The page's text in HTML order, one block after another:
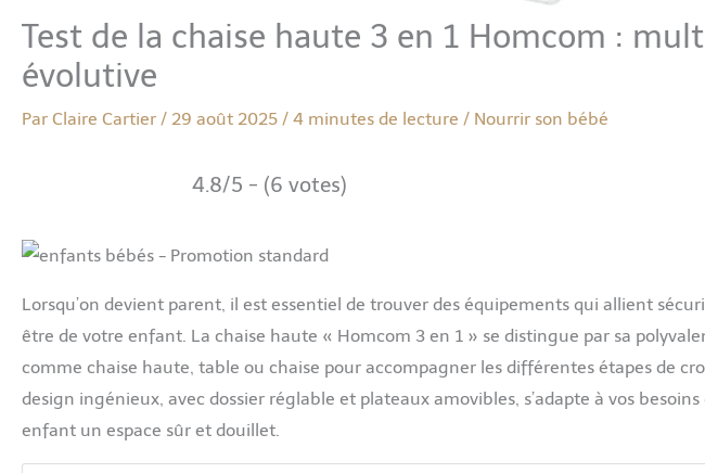
Test de la chaise haute 3 en 1 Homcom :
évolutive
Par Claire Cartier / 29 août 2025 / 4 minutes de lecture / Nourrir son bébé
4.8/5 - (6 votes)
Lorsqu’on devient parent, il est essentiel de trouver des équipements qui allient
être de votre enfant. La chaise haute « Homcom 3 en 1 » se distingue par sa
comme chaise haute, table ou chaise pour accompagner les différentes étapes de
design ingénieux, avec dossier réglable et plateaux amovibles, s’adapte à vos
enfant un espace sûr et douillet.